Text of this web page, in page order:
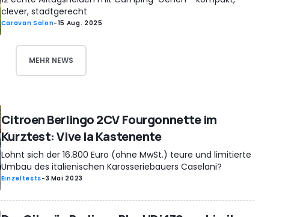
clever, stadtgerecht
Caravan Salon-15 Aug. 2025
MEHR NEWS
Citroen Berlingo 2CV Fourgonnette im
Kurztest: Vive la Kastenente
Lohnt sich der 16.800 Euro (ohne MwSt.) teure und limitierte
Umbau des italienischen Karosseriebauers Caselani?
Einzeltests-3 Mai 2023